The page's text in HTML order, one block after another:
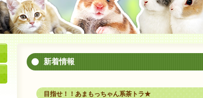
新着情報
目指せ！！あまもっちゃん系茶トラ★